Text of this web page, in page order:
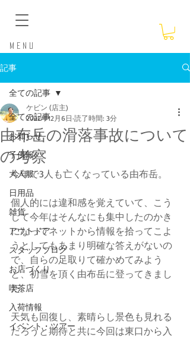
​Menu
記事
全ての記事
お知らせ
子供服
大人服
日用品
雑貨
アウトドア
スタッフブログ
お店づくり
喫茶店
入荷情報
イベント・ツアー
全ての記事
由布岳の滑落事故について
の考察
ケビン (店主)
2022年12月6日 読了時間: 3分
今年で3人も亡くなっている由布岳。
個人的には違和感を覚えていて、こう
して今年はそんなにも集中したのかき
になってネットから情報を拾ってこよ
うとしてもあまり明確な答えがないの
で、自らの足取りて確かめてみよう
と、初雪を頂く由布岳に登ってきまし
た。
天気も回復し、素晴らし景色も見れる
だろうと期待と共に今回は東口から入